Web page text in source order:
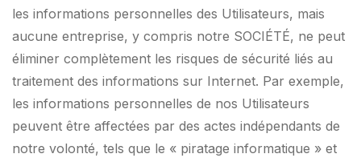
les informations personnelles des Utilisateurs, mais
aucune entreprise, y compris notre SOCIÉTÉ, ne peut
éliminer complètement les risques de sécurité liés au
traitement des informations sur Internet. Par exemple,
les informations personnelles de nos Utilisateurs
peuvent être affectées par des actes indépendants de
notre volonté, tels que le « piratage informatique » et